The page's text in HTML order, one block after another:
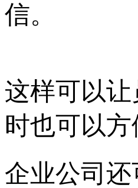
信。
这样可以
时也可以
企业公司